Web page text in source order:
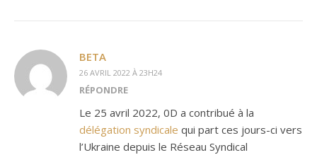
BETA
26 AVRIL 2022 À 23H24
RÉPONDRE
Le 25 avril 2022, 0D a contribué à la
délégation syndicale qui part ces jours-ci vers
l’Ukraine depuis le Réseau Syndical